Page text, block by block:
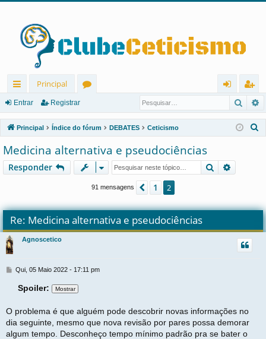
in
ks
rá
pi
d
Principal
u
ns
ra
r
eg
ist
ra
Entrar Registrar
Principal Índice do fórum DEBATES Ceticismo
s
r
Medicina alternativa e pseudociências
Responder Pesquisar
91 mensagens Anterior
1 2
Re: Medicina alternativa e pseudociências
Agnoscetico
M
g
e
m
Qui, 05 Maio 2022 - 17:11 pm
Spoiler:
O problema é que alguém pode descobrir novas informações no
dia seguinte, mesmo que nova revisão por pares possa demorar
algum tempo. Desconheço tempo mínimo padrão pra se bater o